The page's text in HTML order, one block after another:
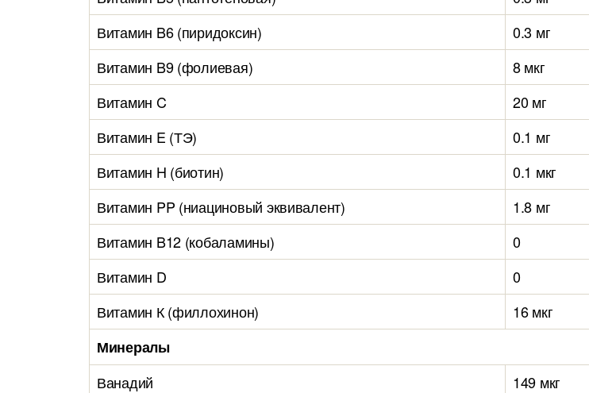
Витамин B6 (пиридоксин)
0.3 мг
Витамин B9 (фолиевая)
8 мкг
Витамин C
20 мг
Витамин E (ТЭ)
0.1 мг
Витамин H (биотин)
0.1 мкг
Витамин PP (ниациновый эквивалент)
1.8 мг
Витамин B12 (кобаламины)
0
Витамин D
0
Витамин К (филлохинон)
16 мкг
Минералы
Ванадий
149 мкг